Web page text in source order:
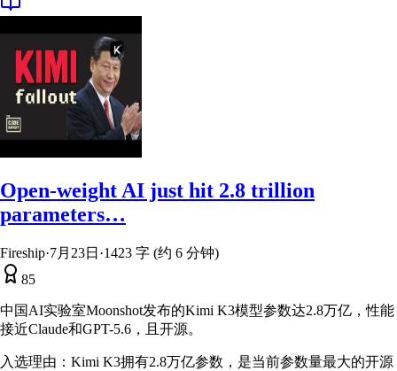
Open-weight AI just hit 2.8 trillion
parameters…
Fireship·7月23日 ·1423 字 (约 6 分钟)
85
中国AI实验室Moonshot发布的Kimi K3模型参数达2.8万亿，性能
接近Claude和GPT-5.6，且开源。
入选理由： Kimi K3拥有2.8万亿参数，是当前参数量最大的开源